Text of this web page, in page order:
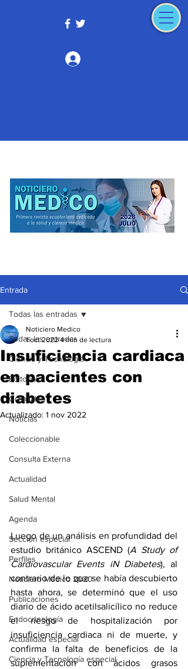
Entrada
Todas las entradas
Ciencia y Tecnología
Editorial
Gremiales
Noticias
Coleccionable
Consulta Externa
Actualidad
Salud Mental
Agenda
Sección especial
Perfiles
Noticiero Médico 2020
Publicaciones
Endocrinología
Actualidad especial
Ciencia y Tecnología especial
Todas las entradas
Insuficiencia cardiaca
en pacientes con
diabetes
Noticiero Medico
1 oct 2022 4 min de lectura
Actualizado: 1 nov 2022
Luego de un análisis en profundidad del
estudio británico ASCEND (A Study of
Cardiovascular Events iN Diabetes), al
contrario de lo que se había descubierto
hasta ahora, se determinó que el uso
diario de ácido acetilsalicílico no reduce
el riesgo de hospitalización por
insuficiencia cardiaca ni de muerte, y
confirma la falta de beneficios de la
suplementación con ácidos grasos